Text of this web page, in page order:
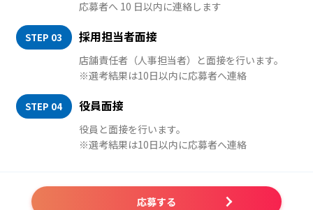
応募者へ 10 日以内に連絡します
STEP 03 採用担当者面接
店舗責任者（人事担当者）と面接を行います。
※選考結果は10日以内に応募者へ連絡
STEP 04 役員面接
役員と面接を行います。
※選考結果は10日以内に応募者へ連絡
応募する